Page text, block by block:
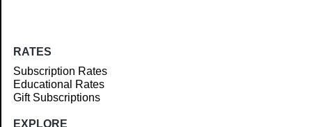
RATES
Subscription Rates
Educational Rates
Gift Subscriptions
EXPLORE